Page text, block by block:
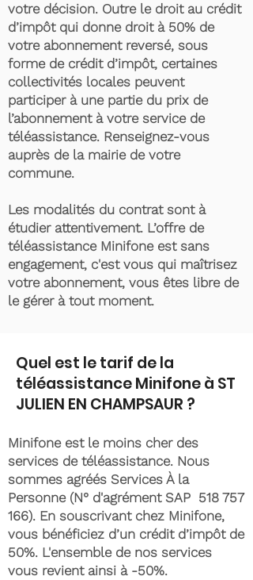
votre décision. Outre le droit au crédit
d’impôt qui donne droit à 50% de
votre abonnement reversé, sous
forme de crédit d’impôt, certaines
collectivités locales peuvent
participer à une partie du prix de
l’abonnement à votre service de
téléassistance. Renseignez-vous
auprès de la mairie de votre
commune.
Les modalités du contrat sont à
étudier attentivement. L’offre de
téléassistance Minifone est sans
engagement, c'est vous qui maîtrisez
votre abonnement, vous êtes libre de
le gérer à tout moment.
Quel est le tarif de la
téléassistance Minifone à ST
JULIEN EN CHAMPSAUR ?
Minifone est le moins cher des
services de téléassistance. Nous
sommes agréés Services À la
Personne (N° d'agrément SAP 518 757
166). En souscrivant chez Minifone,
vous bénéficiez d’un crédit d’impôt de
50%. L'ensemble de nos services
vous revient ainsi à -50%.